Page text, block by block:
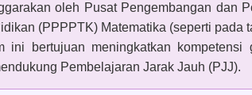
oleh Pusat Pengembangan dan
(PPPPTK) Matematika (seperti pada
ini bertujuan meningkatkan
Pembelajaran Jarak Jauh (PJJ).